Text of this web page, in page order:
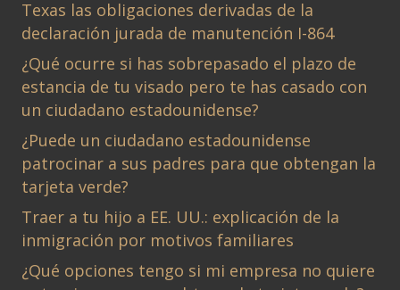
Texas las obligaciones derivadas de la
declaración jurada de manutención I-864
¿Qué ocurre si has sobrepasado el plazo de
estancia de tu visado pero te has casado con
un ciudadano estadounidense?
¿Puede un ciudadano estadounidense
patrocinar a sus padres para que obtengan la
tarjeta verde?
Traer a tu hijo a EE. UU.: explicación de la
inmigración por motivos familiares
¿Qué opciones tengo si mi empresa no quiere